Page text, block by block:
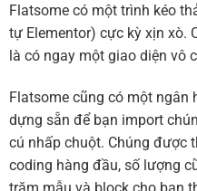
Flatsome có một trình kéo
tự Elementor) cực kỳ xịn xò.
là có ngay một giao diện vô
Flatsome cũng có một ngân
dựng sẵn để bạn import
cú nhấp chuột. Chúng được
coding hàng đầu, số lượng
trăm mẫu và block cho bạn